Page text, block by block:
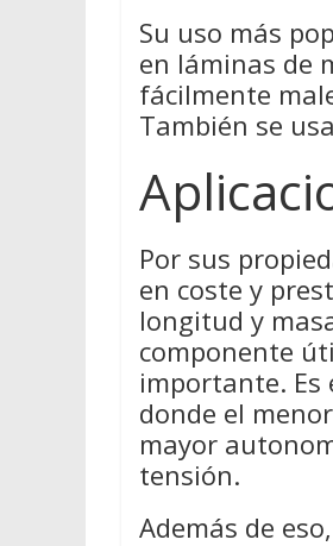
Su uso más
en láminas de
fácilmente
También se
Por sus
en coste y
longitud y
componente
importante. Es
donde el
mayor
tensión.
Además de